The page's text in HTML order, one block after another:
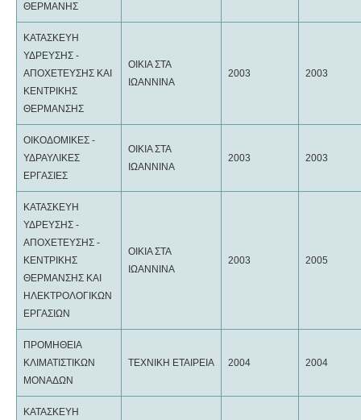
ΘΕΡΜΑΝΗΣ
ΚΑΤΑΣΚΕΥΗ
ΥΔΡΕΥΣΗΣ -
ΑΠΟΧΕΤΕΥΣΗΣ ΚΑΙ
ΚΕΝΤΡΙΚΗΣ
ΘΕΡΜΑΝΣΗΣ
ΟΙΚΙΑ ΣΤΑ
ΙΩΑΝΝΙΝΑ
2003 2003
ΟΙΚΟΔΟΜΙΚΕΣ -
ΥΔΡΑΥΛΙΚΕΣ
ΕΡΓΑΣΙΕΣ
ΟΙΚΙΑ ΣΤΑ
ΙΩΑΝΝΙΝΑ
2003 2003
ΚΑΤΑΣΚΕΥΗ
ΥΔΡΕΥΣΗΣ -
ΑΠΟΧΕΤΕΥΣΗΣ -
ΚΕΝΤΡΙΚΗΣ
ΘΕΡΜΑΝΣΗΣ ΚΑΙ
ΗΛΕΚΤΡΟΛΟΓΙΚΩΝ
ΕΡΓΑΣΙΩΝ
ΟΙΚΙΑ ΣΤΑ
ΙΩΑΝΝΙΝΑ
2003 2005
ΠΡΟΜΗΘΕΙΑ
ΚΛΙΜΑΤΙΣΤΙΚΩΝ
ΜΟΝΑΔΩΝ
ΤΕΧΝΙΚΗ ΕΤΑΙΡΕΙΑ 2004 2004
ΚΑΤΑΣΚΕΥΗ